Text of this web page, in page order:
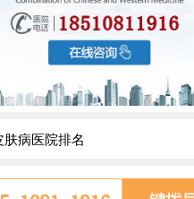
肤病医院排名
门皮肤病医院怎么样